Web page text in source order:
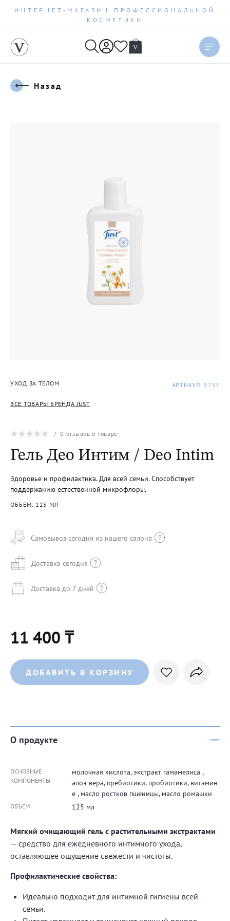
ИНТЕРНЕТ-МАГАЗИН ПРОФЕССИОНАЛЬНОЙ
КОСМЕТИКИ
Назад
УХОД ЗА ТЕЛОМ
ВСЕ ТОВАРЫ БРЕНДА JUST
АРТИКУЛ: 5757
/0 отзывов о товаре
Гель Део Интим / Deo Intim
Здоровье и профилактика. Для всей семьи. Способствует
поддержанию естественной микрофлоры.
ОБЪЕМ: 125 МЛ
Самовывоз сегодня из нашего салона
Доставка сегодня
Доставка до 7 дней
11 400 ₸
ДОБАВИТЬ В КОРЗИНУ
О продукте
ОСНОВНЫЕ
КОМПОНЕНТЫ
молочная кислота, экстракт гамамелиса ,
алоэ вера, пребиотики, пробиотики, витамин
e , масло ростков пшеницы, масло ромашки
ОБЪЕМ 125 мл
Мягкий очищающий гель с растительными экстрактами
— средство для ежедневного интимного ухода,
оставляющее ощущение свежести и чистоты.
Профилактические свойства:
Идеально подходит для интимной гигиены всей
семьи.